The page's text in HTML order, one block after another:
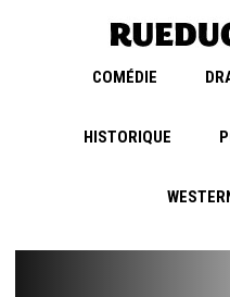
COMÉDIE
HISTORIQUE